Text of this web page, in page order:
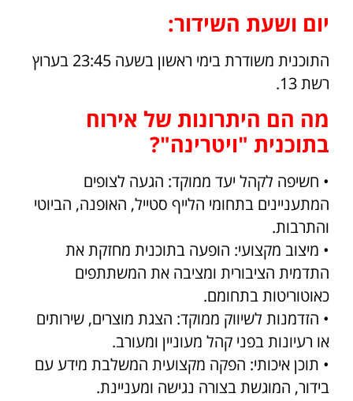
יום ושעת השידור:
התוכנית משודרת בימי ראשון בשעה 23:45 בערוץ
רשת 13.
מה הם היתרונות של אירוח
בתוכנית "ויטרינה"?
• חשיפה לקהל יעד ממוקד: הגעה לצופים
המתעניינים בתחומי הלייף סטייל, האופנה, הביוטי
והתרבות.
• מיצוב מקצועי: הופעה בתוכנית מחזקת את
התדמית הציבורית ומציבה את המשתתפים
כאוטוריטות בתחומם.
• הזדמנות לשיווק ממוקד: הצגת מוצרים, שירותים
או רעיונות בפני קהל מעוניין ומעורב.
• תוכן איכותי: הפקה מקצועית המשלבת מידע עם
בידור, המוגשת בצורה נגישה ומעניינת.